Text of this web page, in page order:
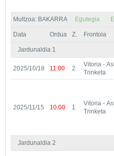
Multzoa: BAKARRA Egutegia
Data Ordua Z. Frontoia
Jardunaldia 1
2025/10/18 11:00 2
Vitoria -
Trinketa
2025/11/15 10:00 1
Vitoria -
Trinketa
Jardunaldia 2